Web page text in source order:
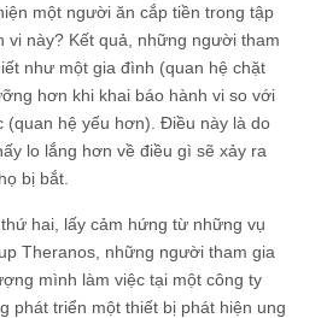
một người ăn cắp tiền trong tập
vi này? Kết quả, những người tham
như một gia đình (quan hệ chặt
hơn khi khai báo hành vi so với
(quan hệ yếu hơn). Điều này là do
lo lắng hơn về điều gì sẽ xảy ra
bị bắt.
hai, lấy cảm hứng từ những vụ
Theranos, những người tham gia
mình làm việc tại một công ty
phát triển một thiết bị phát hiện ung